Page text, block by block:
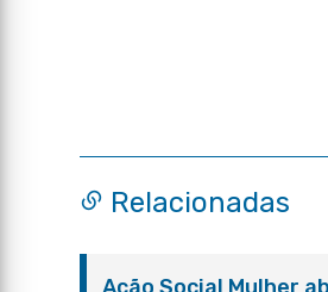
Relacionadas